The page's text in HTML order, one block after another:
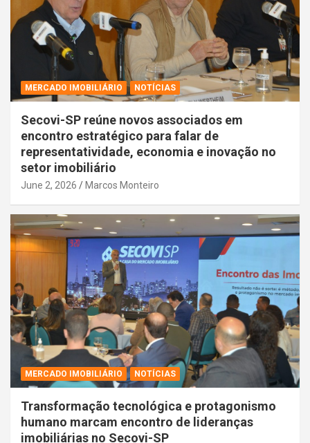
MERCADO IMOBILIÁRIO NOTÍCIAS
Secovi-SP reúne novos associados em
encontro estratégico para falar de
representatividade, economia e inovação no
setor imobiliário
June 2, 2026 Marcos Monteiro
MERCADO IMOBILIÁRIO NOTÍCIAS
Transformação tecnológica e protagonismo
humano marcam encontro de lideranças
imobiliárias no Secovi-SP